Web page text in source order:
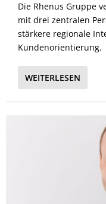
Die Rhenus Gruppe
mit drei zentralen
stärkere regionale
Kundenorientierung.
WEITERLESEN